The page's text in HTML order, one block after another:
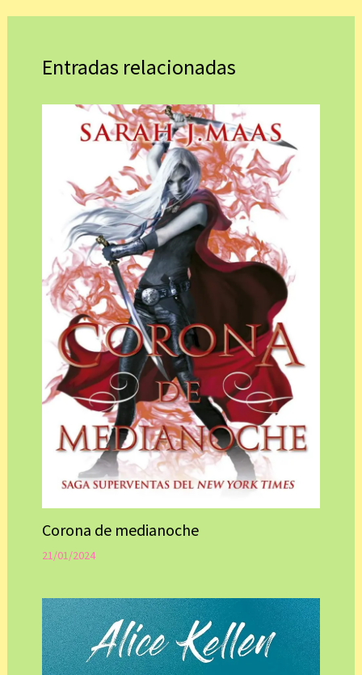
Entradas relacionadas
Corona de medianoche
21/01/2024